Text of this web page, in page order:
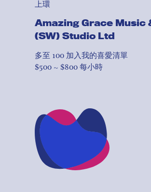
上環
Amazing Grace Music
(SW) Studio Ltd
多至 100 加入我的喜愛清單
$500 ~ $800 每小時